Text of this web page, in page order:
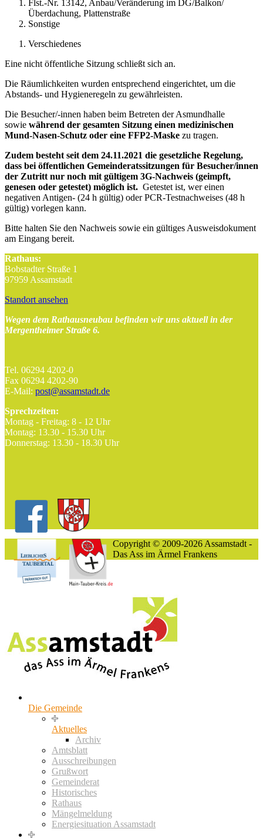
Flst.-Nr. 13142, Anbau/Veränderung im DG/Balkon/
Überdachung, Plattenstraße
Sonstige
Verschiedenes
Eine nicht öffentliche Sitzung schließt sich an.
Die Räumlichkeiten wurden entsprechend eingerichtet, um die
Abstands- und Hygieneregeln zu gewährleisten.
Die Besucher/-innen haben beim Betreten der Asmundhalle
sowie während der gesamten Sitzung einen medizinischen
Mund-Nasen-Schutz oder eine FFP2-Maske zu tragen.
Zudem besteht seit dem 24.11.2021 die gesetzliche Regelung,
dass bei öffentlichen Gemeinderatssitzungen für Besucher/innen
der Zutritt nur noch mit gültigem 3G-Nachweis (geimpft,
genesen oder getestet) möglich ist. Getestet ist, wer einen
negativen Antigen- (24 h gültig) oder PCR-Testnachweises (48 h
gültig) vorlegen kann.
Bitte halten Sie den Nachweis sowie ein gültiges Ausweisdokument
am Eingang bereit.
Rathaus:
Bobstadter Straße 1
97959 Assamstadt
Standort ansehen
Wegen dem Rathausneubau befinden wir uns aktuell in der
Mergentheimer Straße 6.
Tel. 06294 4202-0
Fax 06294 4202-90
E-Mail: post@assamstadt.de
Sprechzeiten:
Montag - Freitag: 8 - 12 Uhr
Montag: 13.30 - 15.30 Uhr
Donnerstag: 13.30 - 18.30 Uhr
Copyright © 2009-2026 Assamstadt -
Das Ass im Ärmel Frankens
Die Gemeinde
Aktuelles
Archiv
Amtsblatt
Ausschreibungen
Grußwort
Gemeinderat
Historisches
Rathaus
Mängelmeldung
Energiesituation Assamstadt